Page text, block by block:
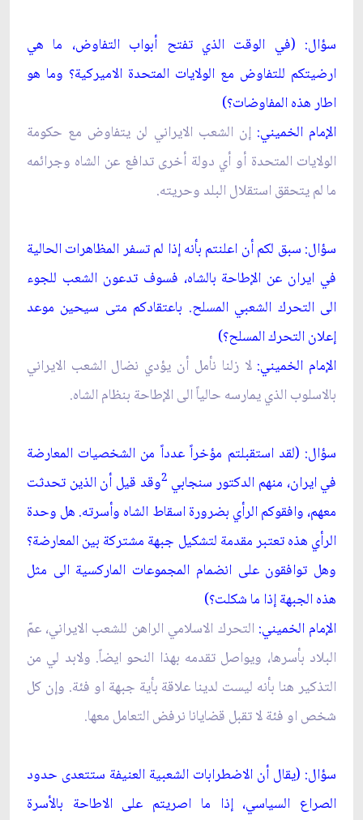
سؤال: (في الوقت الذي تفتح أبواب التفاوض، ما هي
ارضيتكم للتفاوض مع الولايات المتحدة الاميركية؟ وما هو
اطار هذه المفاوضات؟)
الإمام الخميني: إن الشعب الايراني لن يتفاوض مع حكومة
الولايات المتحدة أو أي دولة أخرى تدافع عن الشاه وجرائمه
ما لم يتحقق استقلال البلد وحريته.
سؤال: سبق لكم أن اعلنتم بأنه إذا لم تسفر المظاهرات الحالية
في ايران عن الإطاحة بالشاه، فسوف تدعون الشعب للجوء
الى التحرك الشعبي المسلح. باعتقادكم متى سيحين موعد
إعلان التحرك المسلح؟)
الإمام الخميني: لا زلنا نأمل أن يؤدي نضال الشعب الايراني
بالاسلوب الذي يمارسه حالياً الى الإطاحة بنظام الشاه.
سؤال: (لقد استقبلتم مؤخراً عدداً من الشخصيات المعارضة
في ايران، منهم الدكتور سنجابي 2وقد قيل أن الذين تحدثت
معهم، وافقوكم الرأي بضرورة اسقاط الشاه وأسرته. هل وحدة
الرأي هذه تعتبر مقدمة لتشكيل جبهة مشتركة بين المعارضة؟
وهل توافقون على انضمام المجموعات الماركسية الى مثل
هذه الجبهة إذا ما شكلت؟)
الإمام الخميني: التحرك الاسلامي الراهن للشعب الايراني، عمّ
البلاد بأسرها، ويواصل تقدمه بهذا النحو ايضاً. ولابد لي من
التذكير هنا بأنه ليست لدينا علاقة بأية جبهة او فئة. وإن كل
شخص او فئة لا تقبل قضايانا نرفض التعامل معها.
سؤال: (يقال أن الاضطرابات الشعبية العنيفة ستتعدى حدود
الصراع السياسي، إذا ما اصريتم على الاطاحة بالأسرة